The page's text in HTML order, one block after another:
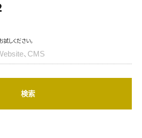
しください。
検索